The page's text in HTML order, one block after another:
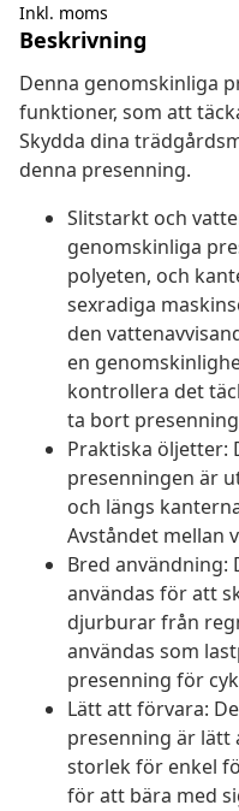
Inkl. moms
Beskrivning
Denna genomskinliga
funktioner, som att
Skydda dina
denna presenning.
Slitstarkt och
genomskinliga
polyeten, och
sexradiga
den
en
kontrollera det
ta bort
Praktiska öljetter:
presenningen är
och längs
Avståndet mellan
Bred användning:
användas för att
djurburar från
användas som
presenning för
Lätt att förvara:
presenning är lätt
storlek för enkel
för att bära med